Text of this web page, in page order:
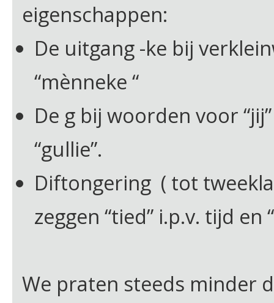
eigenschappen:
De uitgang -ke bij
“mènneke “
De g bij woorden voor
“gullie”.
Diftongering ( tot
zeggen “tied” i.p.v. tijd en
We praten steeds minder